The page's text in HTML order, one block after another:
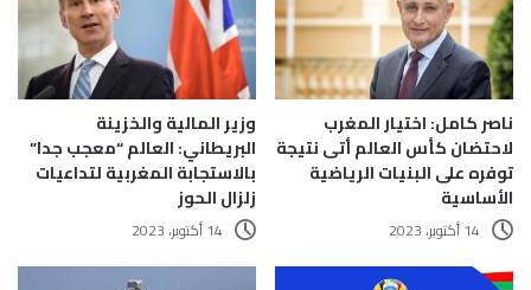
ناصر كامل: اختيار المغرب
لاحتضان كأس العالم أتى نتيجة
توفره على البنيات الرياضية
الأساسية
14 أكتوبر، 2023
وزير المالية والخزينة
البريطاني: العالم “معجب جدا”
بالاستجابة المغربية لتداعيات
زلزال الحوز
14 أكتوبر، 2023